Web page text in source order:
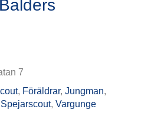
7
, Föräldrar, Jungman,
Spejarscout, Vargunge